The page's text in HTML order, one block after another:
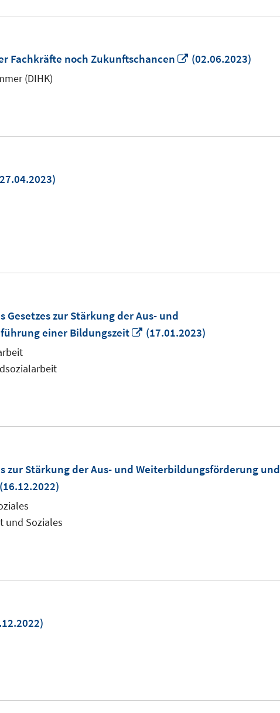
Fachkräfte noch Zukunftschancen
In
(02.06.2023)
(DIHK)
zur Stärkung der Aus- und
einer Bildungszeit
In
(17.01.2023)
zur Stärkung der Aus- und Weiterbildungsförderung und
In
(16.12.2022)
und Soziales